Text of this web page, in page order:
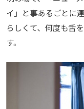
イ」と事あるごとに
らしくて、何度も舌
す。